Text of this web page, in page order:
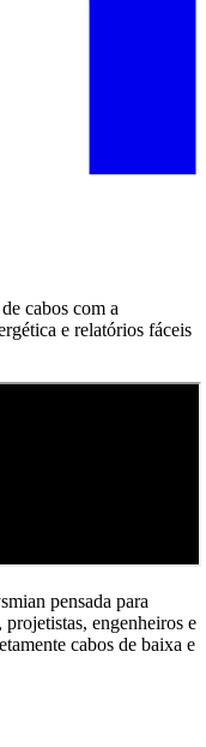
cabos com a
e relatórios fáceis
pensada para
engenheiros e
cabos de baixa e